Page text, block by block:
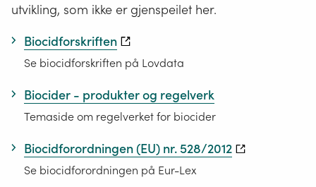
utvikling, som ikke er gjenspeilet her.
Biocidforskriften
Se biocidforskriften på Lovdata
Biocider - produkter og regelverk
Temaside om regelverket for biocider
Biocidforordningen (EU) nr. 528/2012
Se biocidforordningen på Eur-Lex